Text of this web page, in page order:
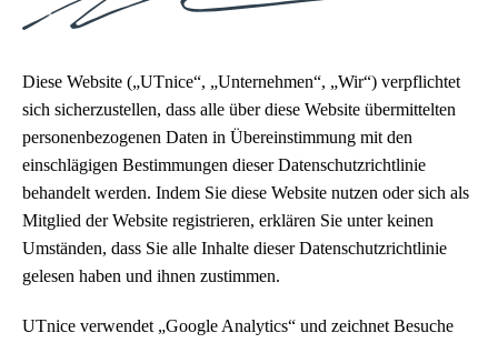
Diese Website („UTnice“, „Unternehmen“, „Wir“) verpflichtet
sich sicherzustellen, dass alle über diese Website übermittelten
personenbezogenen Daten in Übereinstimmung mit den
einschlägigen Bestimmungen dieser Datenschutzrichtlinie
behandelt werden. Indem Sie diese Website nutzen oder sich als
Mitglied der Website registrieren, erklären Sie unter keinen
Umständen, dass Sie alle Inhalte dieser Datenschutzrichtlinie
gelesen haben und ihnen zustimmen.
UTnice verwendet „Google Analytics“ und zeichnet Besuche